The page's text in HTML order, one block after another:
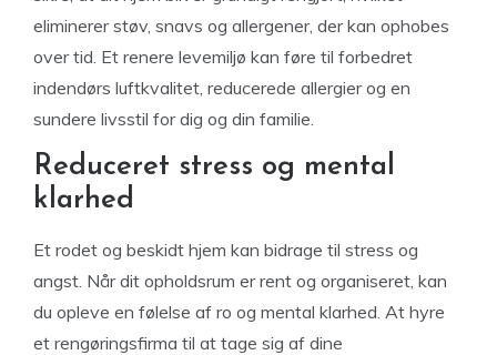
eliminerer støv, snavs og allergener, der kan ophobes
over tid. Et renere levemiljø kan føre til forbedret
indendørs luftkvalitet, reducerede allergier og en
sundere livsstil for dig og din familie.
Reduceret stress og mental
klarhed
Et rodet og beskidt hjem kan bidrage til stress og
angst. Når dit opholdsrum er rent og organiseret, kan
du opleve en følelse af ro og mental klarhed. At hyre
et rengøringsfirma til at tage sig af dine